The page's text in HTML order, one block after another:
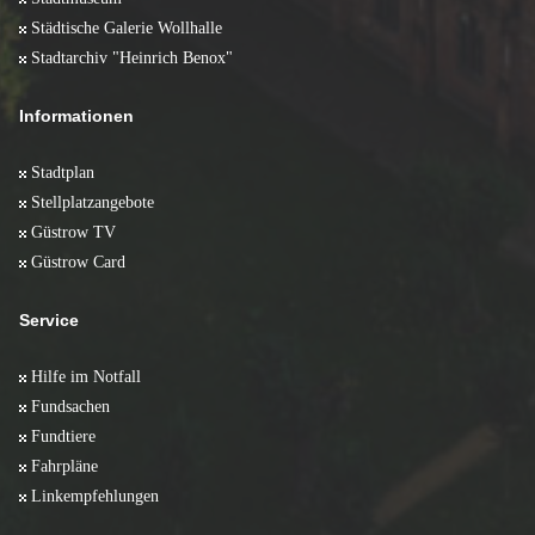
Städtische Galerie Wollhalle
Stadtarchiv "Heinrich Benox"
Informationen
Stadtplan
Stellplatzangebote
Güstrow TV
Güstrow Card
Service
Hilfe im Notfall
Fundsachen
Fundtiere
Fahrpläne
Linkempfehlungen